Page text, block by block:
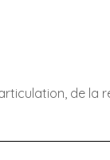
de la